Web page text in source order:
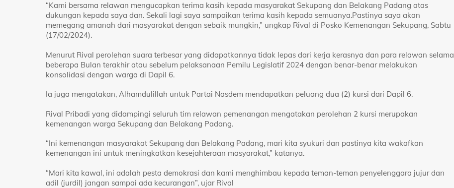
“Kami bersama relawan mengucapkan terima kasih kepada masyarakat Sekupang dan Belakang Padang atas
dukungan kepada saya dan. Sekali lagi saya sampaikan terima kasih kepada semuanya.Pastinya saya akan
memegang amanah dari masyarakat dengan sebaik mungkin,” ungkap Rival di Posko Kemenangan Sekupang, Sabtu
(17/02/2024).
Menurut Rival perolehan suara terbesar yang didapatkannya tidak lepas dari kerja kerasnya dan para relawan selama
beberapa Bulan terakhir atau sebelum pelaksanaan Pemilu Legislatif 2024 dengan benar-benar melakukan
konsolidasi dengan warga di Dapil 6.
Ia juga mengatakan, Alhamdulillah untuk Partai Nasdem mendapatkan peluang dua (2) kursi dari Dapil 6.
Rival Pribadi yang didampingi seluruh tim relawan pemenangan mengatakan perolehan 2 kursi merupakan
kemenangan warga Sekupang dan Belakang Padang.
“Ini kemenangan masyarakat Sekupang dan Belakang Padang, mari kita syukuri dan pastinya kita wakafkan
kemenangan ini untuk meningkatkan kesejahteraan masyarakat,” katanya.
“Mari kita kawal, ini adalah pesta demokrasi dan kami menghimbau kepada teman-teman penyelenggara jujur dan
adil (jurdil) jangan sampai ada kecurangan”, ujar Rival